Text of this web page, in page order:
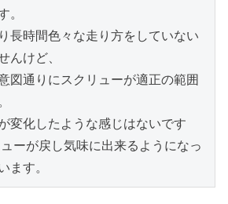
。
長時間色々な走り方をしていない
んけど、
図通りにスクリューが適正の範囲
変化したような感じはないです
ーが戻し気味に出来るようになっ
ます。